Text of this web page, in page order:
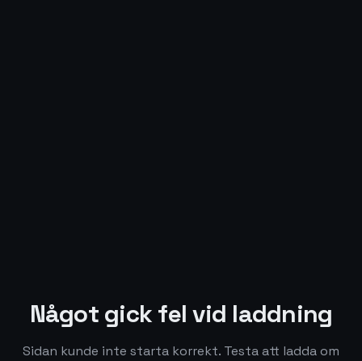
Något gick fel vid laddning
Sidan kunde inte starta korrekt. Testa att ladda om